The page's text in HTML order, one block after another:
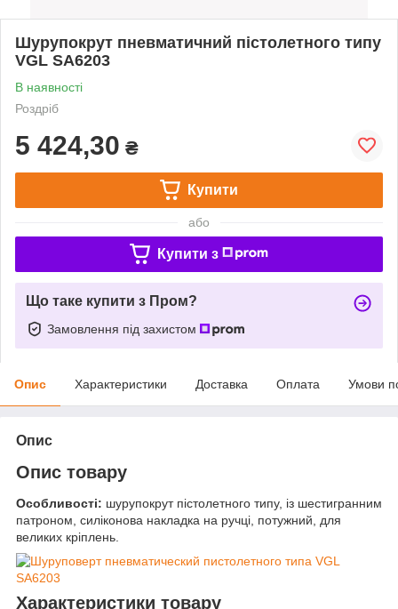
Шурупокрут пневматичний пістолетного типу
VGL SA6203
В наявності
Роздріб
5 424,30 ₴
Купити
або
Купити з
Що таке купити з Пром?
Замовлення під захистом
Опис Характеристики Доставка Оплата Умови
Опис
Опис товару
Особливості: шурупокрут пістолетного типу, із шестигранним
патроном, силіконова накладка на ручці, потужний, для
великих кріплень.
Характеристики товару